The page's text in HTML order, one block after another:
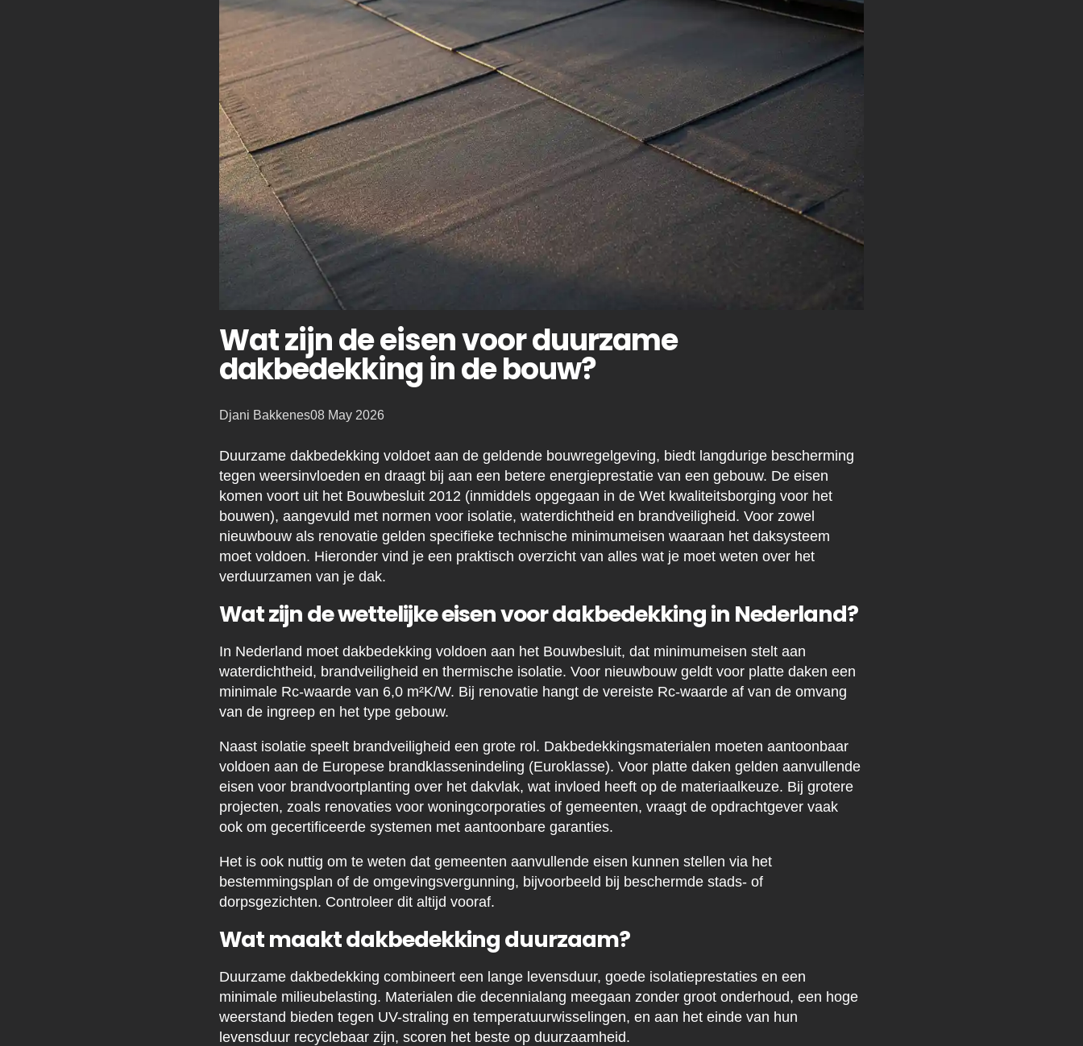
Wat zijn de eisen voor duurzame
dakbedekking in de bouw?
Posted
Djani Bakkenes08 May 2026
Duurzame dakbedekking voldoet aan de geldende bouwregelgeving, biedt langdurige bescherming
tegen weersinvloeden en draagt bij aan een betere energieprestatie van een gebouw. De eisen
komen voort uit het Bouwbesluit 2012 (inmiddels opgegaan in de Wet kwaliteitsborging voor het
bouwen), aangevuld met normen voor isolatie, waterdichtheid en brandveiligheid. Voor zowel
nieuwbouw als renovatie gelden specifieke technische minimumeisen waaraan het daksysteem
moet voldoen. Hieronder vind je een praktisch overzicht van alles wat je moet weten over het
verduurzamen van je dak.
Wat zijn de wettelijke eisen voor dakbedekking in Nederland?
In Nederland moet dakbedekking voldoen aan het Bouwbesluit, dat minimumeisen stelt aan
waterdichtheid, brandveiligheid en thermische isolatie. Voor nieuwbouw geldt voor platte daken een
minimale Rc-waarde van 6,0 m²K/W. Bij renovatie hangt de vereiste Rc-waarde af van de omvang
van de ingreep en het type gebouw.
Naast isolatie speelt brandveiligheid een grote rol. Dakbedekkingsmaterialen moeten aantoonbaar
voldoen aan de Europese brandklassenindeling (Euroklasse). Voor platte daken gelden aanvullende
eisen voor brandvoortplanting over het dakvlak, wat invloed heeft op de materiaalkeuze. Bij grotere
projecten, zoals renovaties voor woningcorporaties of gemeenten, vraagt de opdrachtgever vaak
ook om gecertificeerde systemen met aantoonbare garanties.
Het is ook nuttig om te weten dat gemeenten aanvullende eisen kunnen stellen via het
bestemmingsplan of de omgevingsvergunning, bijvoorbeeld bij beschermde stads- of
dorpsgezichten. Controleer dit altijd vooraf.
Wat maakt dakbedekking duurzaam?
Duurzame dakbedekking combineert een lange levensduur, goede isolatieprestaties en een
minimale milieubelasting. Materialen die decennialang meegaan zonder groot onderhoud, een hoge
weerstand bieden tegen UV-straling en temperatuurwisselingen, en aan het einde van hun
levensduur recyclebaar zijn, scoren het beste op duurzaamheid.